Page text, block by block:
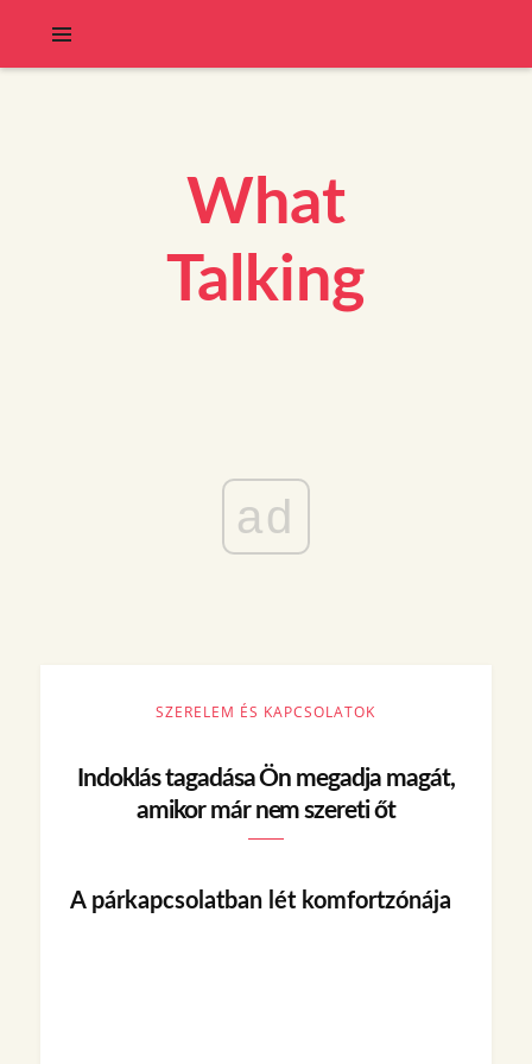
What
Talking
ad
SZERELEM ÉS KAPCSOLATOK
Indoklás tagadása Ön megadja magát,
amikor már nem szereti őt
A párkapcsolatban lét komfortzónája